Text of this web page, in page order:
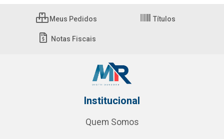
Meus Pedidos Títulos
Notas Fiscais
Institucional
Quem Somos